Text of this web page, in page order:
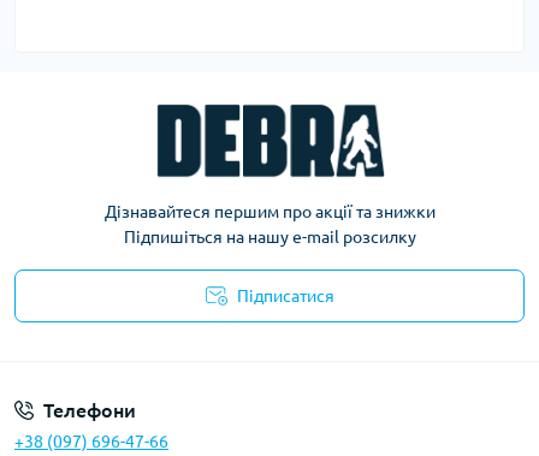
Дізнавайтеся першим про акції та знижки
Підпишіться на нашу e-mail розсилку
Підписатися
Телефони
+38 (097) 696-47-66